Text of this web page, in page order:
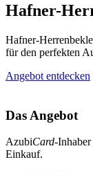
Hafner-
Hafner-
für den perfekten
Angebot entdecken
Das Angebot
AzubiCard-Inhaber
Einkauf.